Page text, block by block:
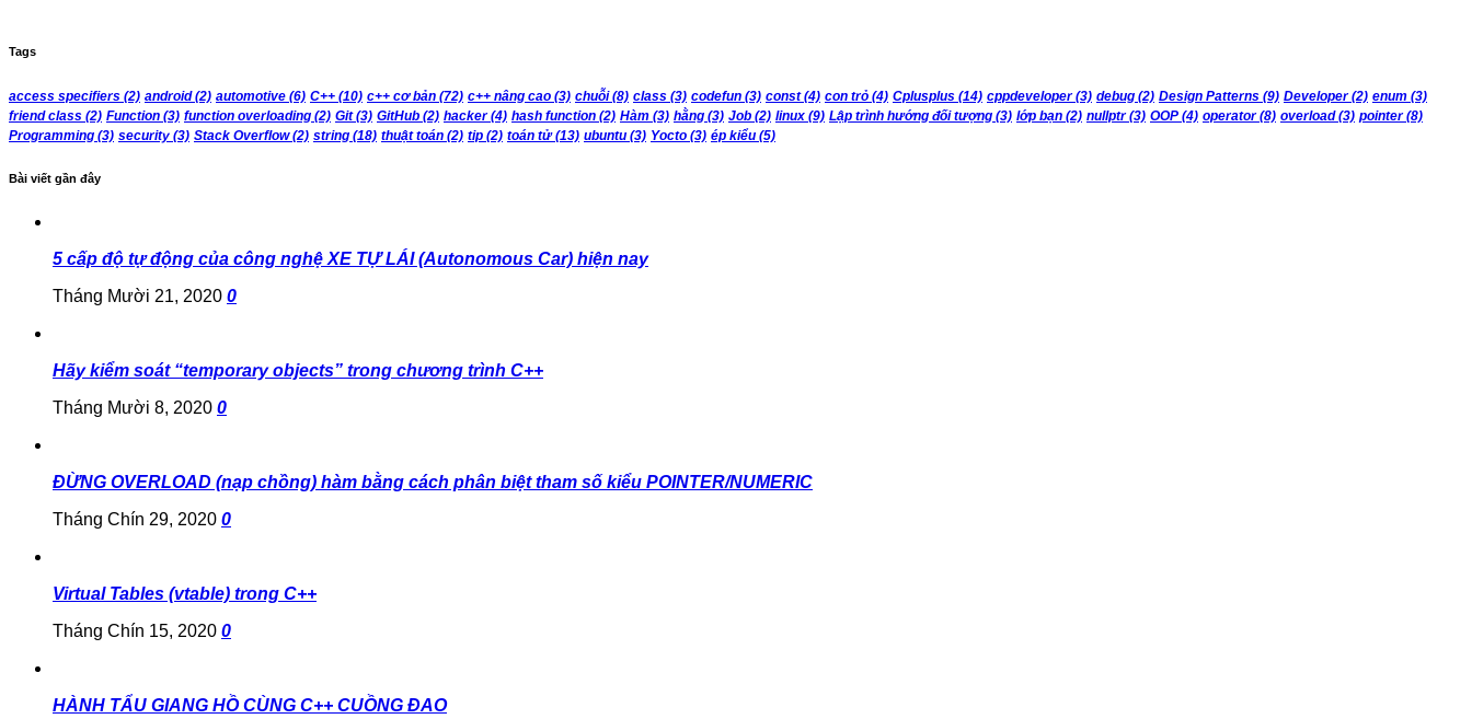
Tags
access specifiers (2) android(2) automotive (6) C++ (10) c++ cơ bản (72) c++ nâng cao (3) chuỗi(8) class (3) codefun (3) const(4) con trỏ (4) Cplusplus (14) cppdeveloper(3) debug (2) Design Patterns (9) Developer(2) enum (3)
friend class (2) Function (3) function overloading (2) Git(3) GitHub (2) hacker(4) hash function (2) Hàm (3) hằng (3) Job (2) linux (9) Lập trình hướng đối tượng (3) lớp bạn (2) nullptr(3) OOP (4) operator(8) overload(3) pointer(8)
Programming (3) security (3) Stack Overflow(2) string (18) thuật toán (2) tip (2) toán tử(13) ubuntu (3) Yocto (3) ép kiểu (5)
Bài viết gần đây
5 cấp độ tự động của công nghệ XE TỰ LÁI (Autonomous Car) hiện nay
Tháng Mười 21, 2020 0
Hãy kiểm soát “temporary objects” trong chương trình C++
Tháng Mười 8, 2020 0
ĐỪNG OVERLOAD (nạp chồng) hàm bằng cách phân biệt tham số kiểu POINTER/NUMERIC
Tháng Chín 29, 2020 0
Virtual Tables (vtable) trong C++
Tháng Chín 15, 2020 0
HÀNH TẨU GIANG HỒ CÙNG C++ CUỒNG ĐAO